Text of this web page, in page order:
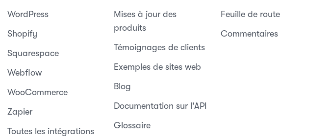
WordPress
Shopify
Squarespace
Webflow
WooCommerce
Zapier
Toutes les intégrations
Mises à jour des
produits
Témoignages de clients
Exemples de sites web
Blog
Documentation sur l'API
Glossaire
Feuille de route
Commentaires